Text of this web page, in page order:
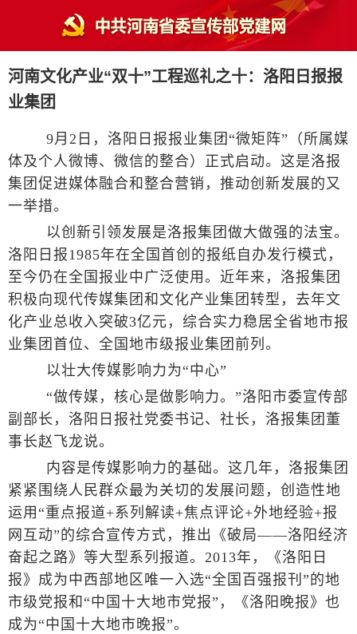
河南文化产业“双十”工程巡礼之十：洛阳日报报
业集团
9月2日，洛阳日报报业集团“微矩阵”（所属媒
体及个人微博、微信的整合）正式启动。这是洛报
集团促进媒体融合和整合营销，推动创新发展的又
一举措。
以创新引领发展是洛报集团做大做强的法宝。
洛阳日报1985年在全国首创的报纸自办发行模式，
至今仍在全国报业中广泛使用。近年来，洛报集团
积极向现代传媒集团和文化产业集团转型，去年文
化产业总收入突破3亿元，综合实力稳居全省地市报
业集团首位、全国地市级报业集团前列。
以壮大传媒影响力为“中心”
“做传媒，核心是做影响力。”洛阳市委宣传部
副部长，洛阳日报社党委书记、社长，洛报集团董
事长赵飞龙说。
内容是传媒影响力的基础。这几年，洛报集团
紧紧围绕人民群众最为关切的发展问题，创造性地
运用“重点报道+系列解读+焦点评论+外地经验+报
网互动”的综合宣传方式，推出《破局——洛阳经济
奋起之路》等大型系列报道。2013年，《洛阳日
报》成为中西部地区唯一入选“全国百强报刊”的地
市级党报和“中国十大地市党报”，《洛阳晚报》也
成为“中国十大地市晚报”。